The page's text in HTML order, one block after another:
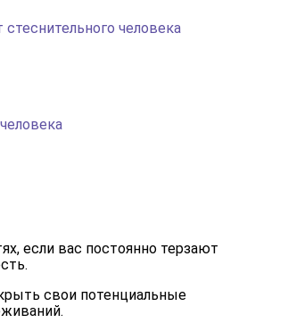
стеснительного человека
если вас постоянно терзают
свои потенциальные